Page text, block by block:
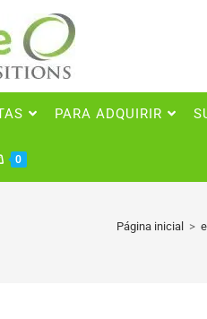
PARA ADQUIRIR
0
Página inicial >